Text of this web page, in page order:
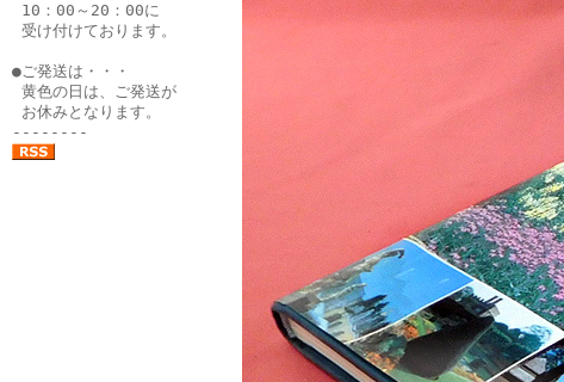
10：00～20：00に
受け付けております。
●ご発送は・・・
黄色の日は、ご発送が
お休みとなります。
--------